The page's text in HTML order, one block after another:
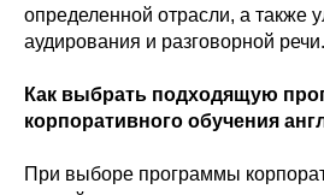
определенной отрасли, а также
аудирования и разговорной речи.
Как выбрать подходящую
корпоративного обучения
При выборе программы